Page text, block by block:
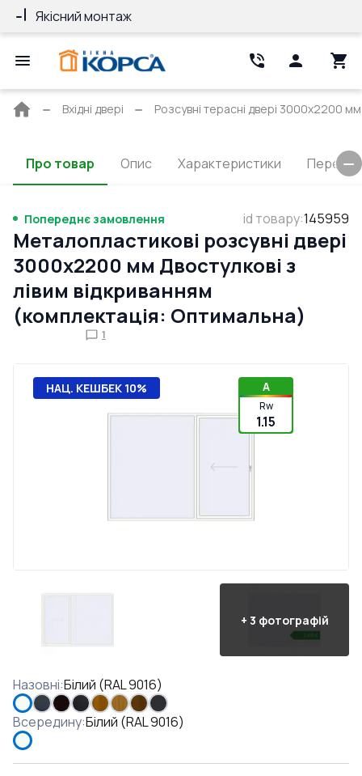
Якісний монтаж
Головна
Вхідні двері Розсувні терасні двері 3000x2200
Про товар Опис Характеристики
Попереднє замовлення id товару:145959
Металопластикові розсувні двері
3000x2200 мм Двостулкові з
лівим відкриванням
(комплектація: Оптимальна)
1
НАЦ. КЕШБЕК 10% A
Rw
1.15
+ 3 фотографій
Назовні:Білий (RAL 9016)
Всередину:Білий (RAL 9016)